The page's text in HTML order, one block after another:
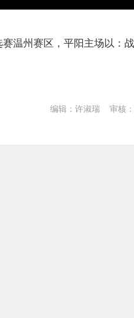
州赛区，平阳主场以：战
编辑：许淑瑞 审核